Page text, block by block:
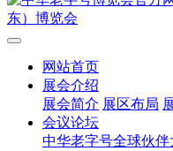
网站首页
展会介绍
展会简介 展区布局
会议论坛
中华老字号全球伙伴